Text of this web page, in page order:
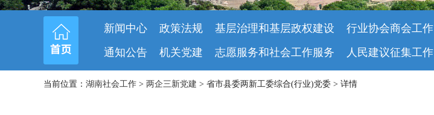
新闻中心 政策法规 基层治理和基层政权建设 行业协会商会工作
通知公告
机关党建 志愿服务和社会工作服务 人民建议征集工作
当前位置： 湖南社会工作 > 两企三新党建 > 省市县委两新工委综合(行业)党委 > 详情